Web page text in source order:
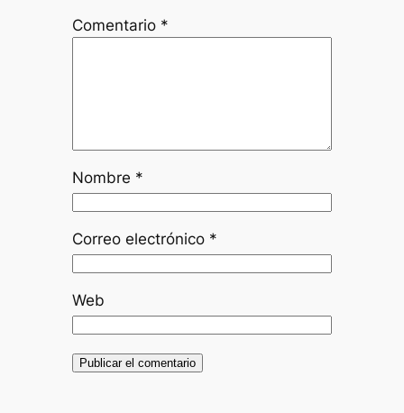
Comentario *
Nombre *
Correo electrónico *
Web